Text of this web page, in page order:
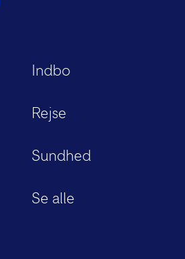
Indbo
Rejse
Sundhed
Se alle